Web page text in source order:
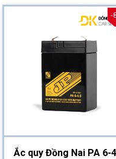
-
Ắc quy Đồng Nai PA 6-